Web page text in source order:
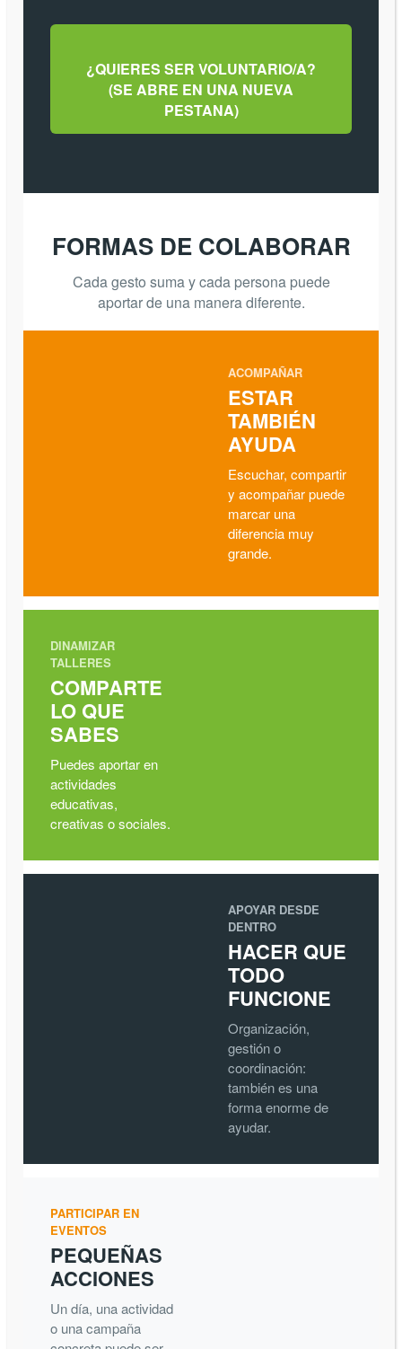
¿QUIERES SER VOLUNTARIO/A?
(SE ABRE EN UNA NUEVA
PESTANA)
FORMAS DE COLABORAR
Cada gesto suma y cada persona puede
aportar de una manera diferente.
ACOMPAÑAR
ESTAR
TAMBIÉN
AYUDA
Escuchar, compartir
y acompañar puede
marcar una
diferencia muy
grande.
DINAMIZAR
TALLERES
COMPARTE
LO QUE
SABES
Puedes aportar en
actividades
educativas,
creativas o sociales.
APOYAR DESDE
DENTRO
HACER QUE
TODO
FUNCIONE
Organización,
gestión o
coordinación:
también es una
forma enorme de
ayudar.
PARTICIPAR EN
EVENTOS
PEQUEÑAS
ACCIONES
Un día, una actividad
o una campaña